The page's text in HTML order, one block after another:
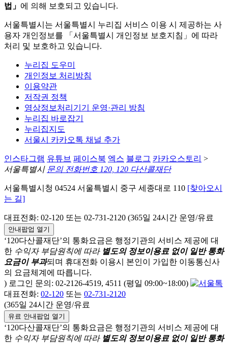
법」 에 의해 보호되고 있습니다.
서울특별시는 서울특별시 누리집 서비스 이용 시 제공하는 사
용자 개인정보를 「서울특별시 개인정보 보호지침」에 따라
처리 및 보호하고 있습니다.
누리집 도우미
개인정보 처리방침
이용약관
저작권 정책
영상정보처리기기 운영·관리 방침
누리집 바로잡기
누리집지도
서울시 카카오톡 채널 추가
인스타그램 유튜브 페이스북 엑스 블로그 카카오스토리 >
서울특별시 문의 전화번호 120, 120 다산콜재단
서울특별시청 04524 서울특별시 중구 세종대로 110 [찾아오시
는 길]
대표전화: 02-120 또는 02-731-2120 (365일 24시간 운영/유료
안내팝업 열기
‘120다산콜재단’의 통화요금은 행정기관의 서비스 제공에 대
한 수익자 부담원칙에 따라 별도의 정보이용료 없이 일반 통화
요금이 부과되며 휴대전화 이용시 본인이 가입한 이동통신사
의 요금체계에 따릅니다.
) 로그인 문의: 02-2126-4519, 4511 (평일 09:00~18:00)
대표전화: 02-120 또는 02-731-2120
(365일 24시간 운영/유료
유료 안내팝업 열기
‘120다산콜재단’의 통화요금은 행정기관의 서비스 제공에 대
한 수익자 부담원칙에 따라 별도의 정보이용료 없이 일반 통화